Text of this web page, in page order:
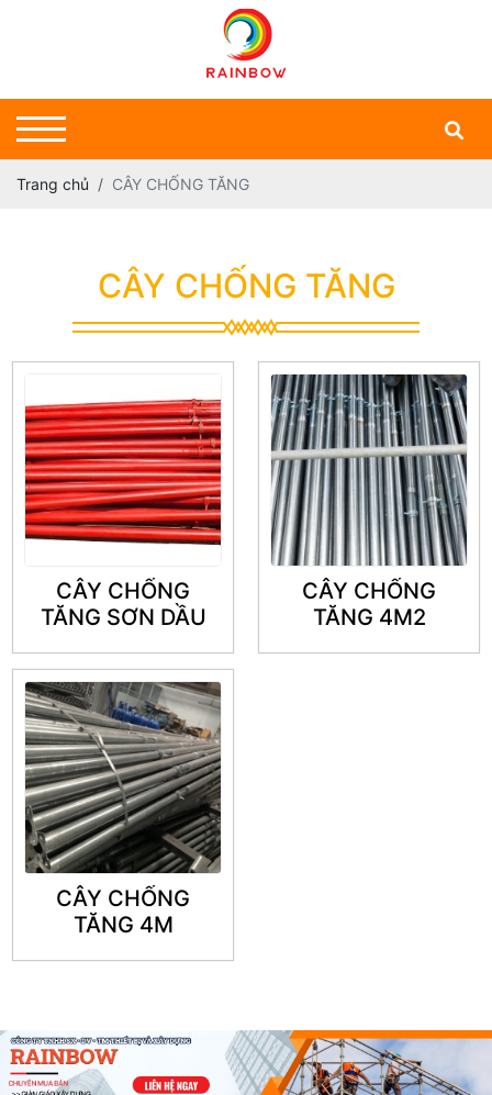
Trang chủ CÂY CHỐNG TĂNG
CÂY CHỐNG TĂNG
CÂY CHỐNG
TĂNG SƠN DẦU
CÂY CHỐNG
TĂNG 4M2
CÂY CHỐNG
TĂNG 4M